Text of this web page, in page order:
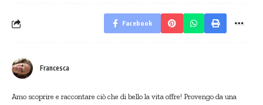
Facebook
Francesca
Amo scoprire e raccontare ciò che di bello la vita offre! Provengo da una